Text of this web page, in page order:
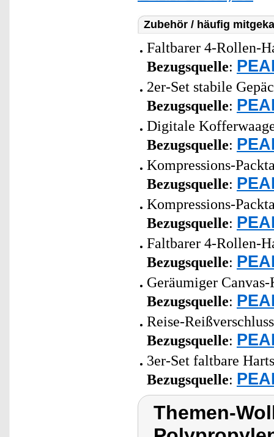
Zubehör / häufig
Faltbarer 4-Rollen-
Bezugsquelle:
2er-Set stabile
Bezugsquelle:
Digitale
Bezugsquelle:
Kompressions-
Bezugsquelle:
Kompressions-
Bezugsquelle:
Faltbarer 4-Rollen-
Bezugsquelle:
Geräumiger
Bezugsquelle:
Reise-
Bezugsquelle:
3er-Set faltbare
Bezugsquelle:
Themen-